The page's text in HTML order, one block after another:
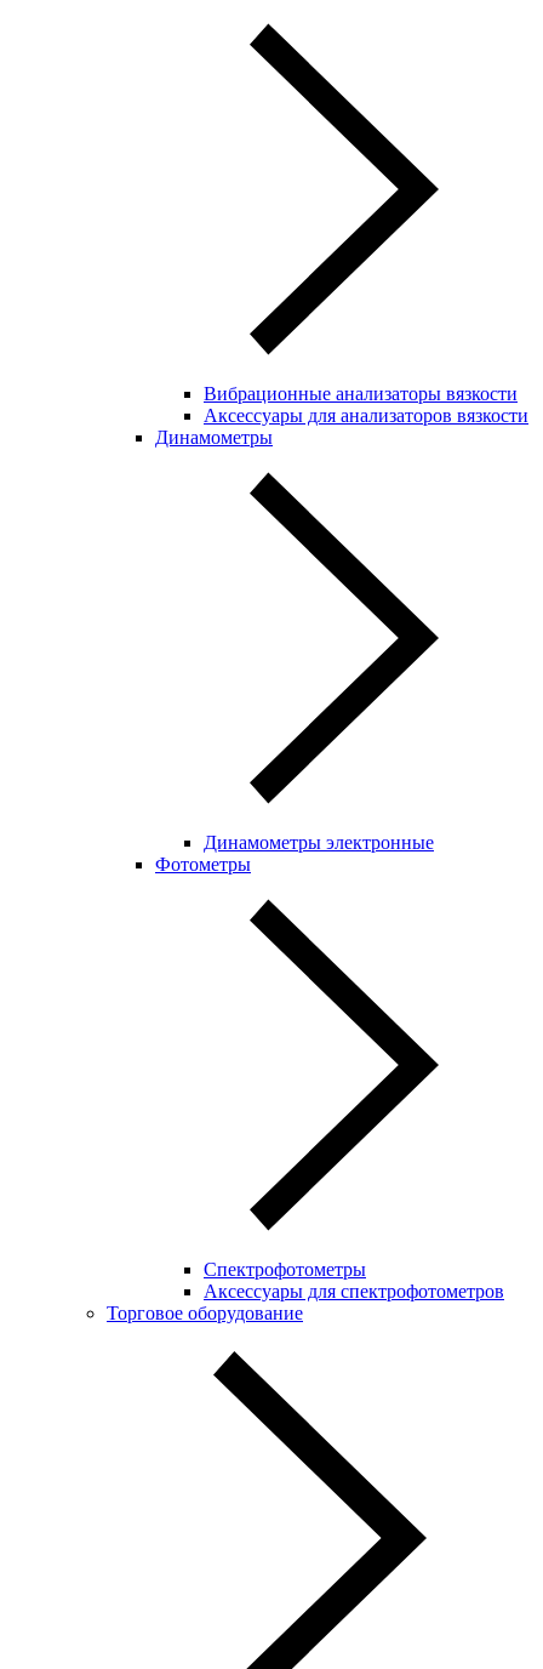
Вибрационные анализаторы вязкости
Аксессуары для анализаторов вязкости
Динамометры
Динамометры электронные
Фотометры
Спектрофотометры
Аксессуары для спектрофотометров
Торговое оборудование